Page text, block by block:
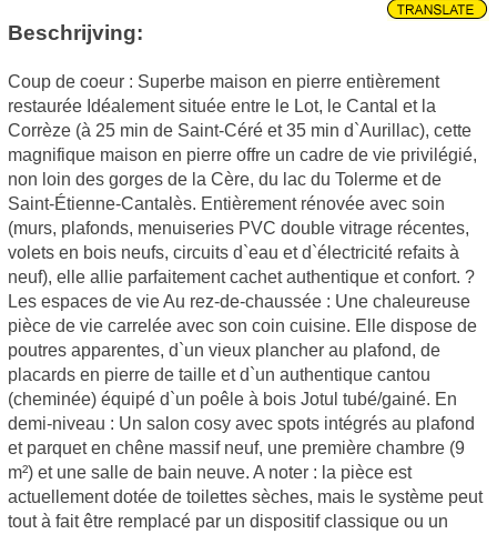
Beschrijving:
Coup de coeur : Superbe maison en pierre entièrement
restaurée Idéalement située entre le Lot, le Cantal et la
Corrèze (à 25 min de Saint-Céré et 35 min d`Aurillac), cette
magnifique maison en pierre offre un cadre de vie privilégié,
non loin des gorges de la Cère, du lac du Tolerme et de
Saint-Étienne-Cantalès. Entièrement rénovée avec soin
(murs, plafonds, menuiseries PVC double vitrage récentes,
volets en bois neufs, circuits d`eau et d`électricité refaits à
neuf), elle allie parfaitement cachet authentique et confort. ?
Les espaces de vie Au rez-de-chaussée : Une chaleureuse
pièce de vie carrelée avec son coin cuisine. Elle dispose de
poutres apparentes, d`un vieux plancher au plafond, de
placards en pierre de taille et d`un authentique cantou
(cheminée) équipé d`un poêle à bois Jotul tubé/gainé. En
demi-niveau : Un salon cosy avec spots intégrés au plafond
et parquet en chêne massif neuf, une première chambre (9
m²) et une salle de bain neuve. A noter : la pièce est
actuellement dotée de toilettes sèches, mais le système peut
tout à fait être remplacé par un dispositif classique ou un